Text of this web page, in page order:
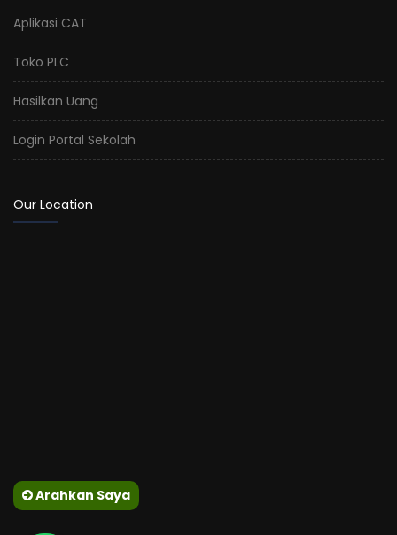
Aplikasi CAT
Toko PLC
Hasilkan Uang
Login Portal Sekolah
Our Location
Arahkan Saya